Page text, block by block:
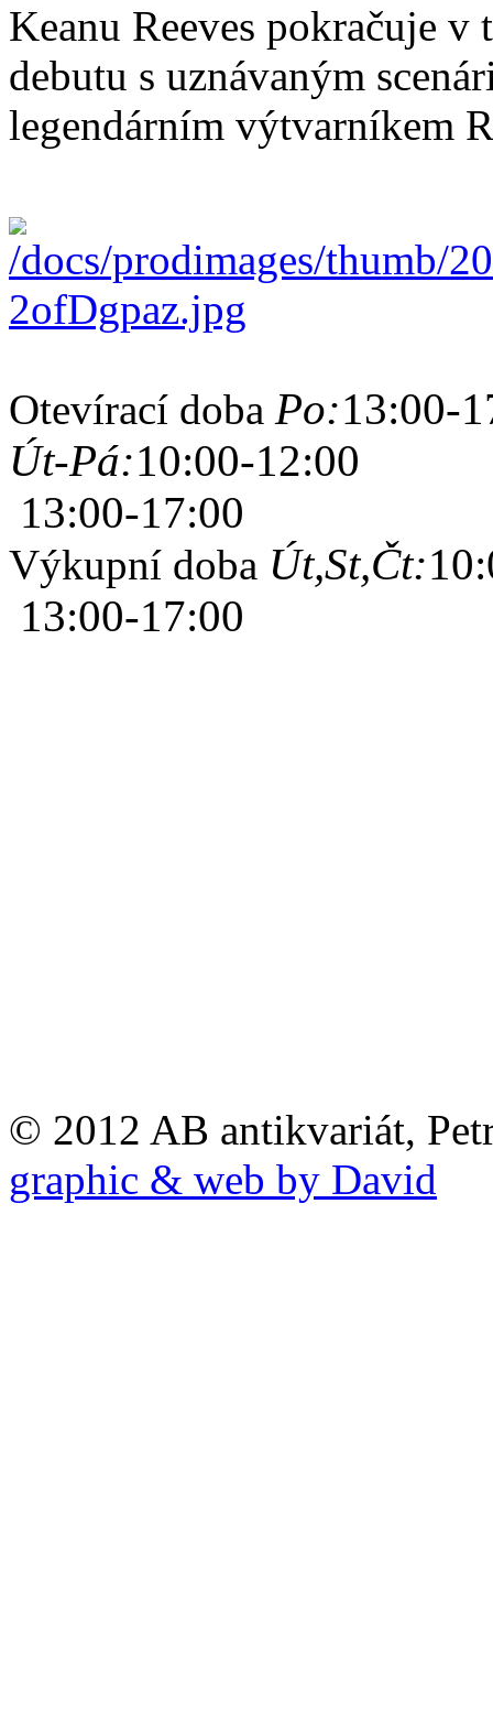
Keanu Reeves pokračuje
debutu s uznávaným
legendárním výtvarníkem
Otevírací doba Po:13:00-
Út-Pá:10:00-12:00
13:00-17:00
Výkupní doba Út,St,Čt:
13:00-17:00
© 2012 AB antikvariát,
graphic & web by David